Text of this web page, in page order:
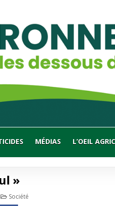
MÉDIAS L’OEIL
»
Publié
Société